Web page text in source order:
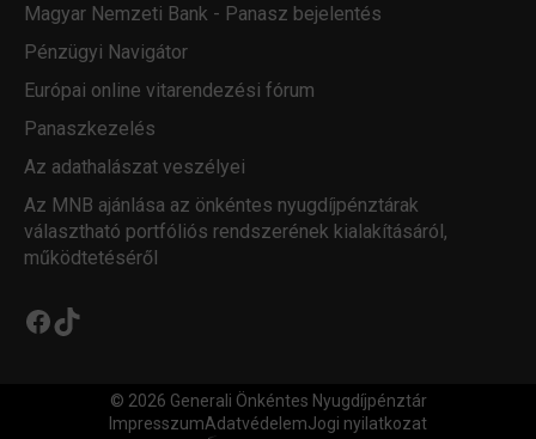
Magyar Nemzeti Bank - Panasz bejelentés
Pénzügyi Navigátor
Európai online vitarendezési fórum
Panaszkezelés
Az adathalászat veszélyei
Az MNB ajánlása az önkéntes nyugdíjpénztárak
választható portfóliós rendszerének kialakításáról,
működtetéséről
Facebook
TikTok
© 2026 Generali Önkéntes Nyugdíjpénztár
ImpresszumAdatvédelemJogi nyilatkozat